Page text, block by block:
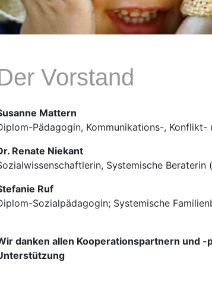
Vorstand
Mattern
Pädagogin, Kommunikations-, Konflikt-
Renate Niekant
Systemische Beraterin
Ruf
Sozialpädagogin; Systemische
danken allen Kooperationspartnern und